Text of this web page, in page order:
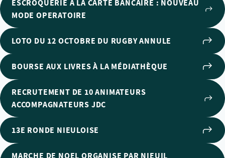
ESCROQUERIE A LA CARTE BANCAIRE : NOUVEAU
MODE OPERATOIRE
LOTO DU 12 OCTOBRE DU RUGBY ANNULE
BOURSE AUX LIVRES À LA MÉDIATHÈQUE
RECRUTEMENT DE 10 ANIMATEURS
ACCOMPAGNATEURS JDC
13E RONDE NIEULOISE
MARCHE DE NOEL ORGANISE PAR NIEUIL